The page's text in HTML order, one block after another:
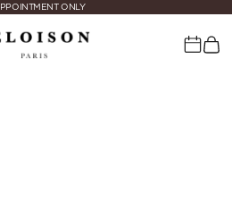
ONLY
Paris Cart